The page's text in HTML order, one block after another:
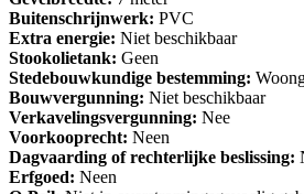
Buitenschrijnwerk: PVC
Extra energie: Niet beschikbaar
Stookolietank: Geen
Stedebouwkundige bestemming:
Bouwvergunning: Niet beschikbaar
Verkavelingsvergunning: Nee
Voorkooprecht: Neen
Dagvaarding of rechterlijke beslissing:
Erfgoed: Neen